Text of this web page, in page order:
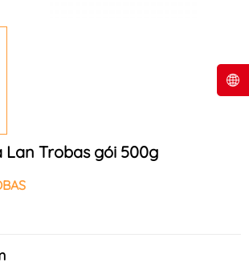
Lan Trobas gói 500g